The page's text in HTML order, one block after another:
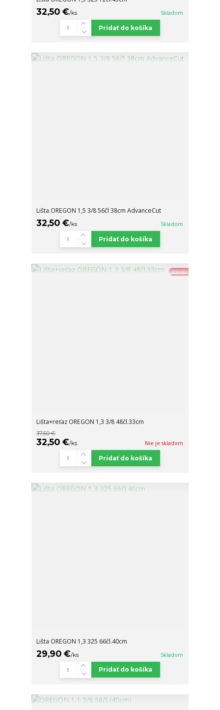
32,50 €/ks Skladom
Pridať do košíka
Lišta OREGON 1,5 3/8 56čl 38cm AdvanceCut
32,50 €/ks Skladom
Pridať do košíka
Akcia
Lišta+reťaz OREGON 1,3 3/8 48čl.33cm
37,50 €
32,50 €/ks Nie je skladom
Pridať do košíka
Lišta OREGON 1,3 325 66čl.40cm
29,90 €/ks Skladom
Pridať do košíka